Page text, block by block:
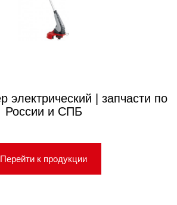
электрический | запчасти по
России и СПБ
Перейти к продукции